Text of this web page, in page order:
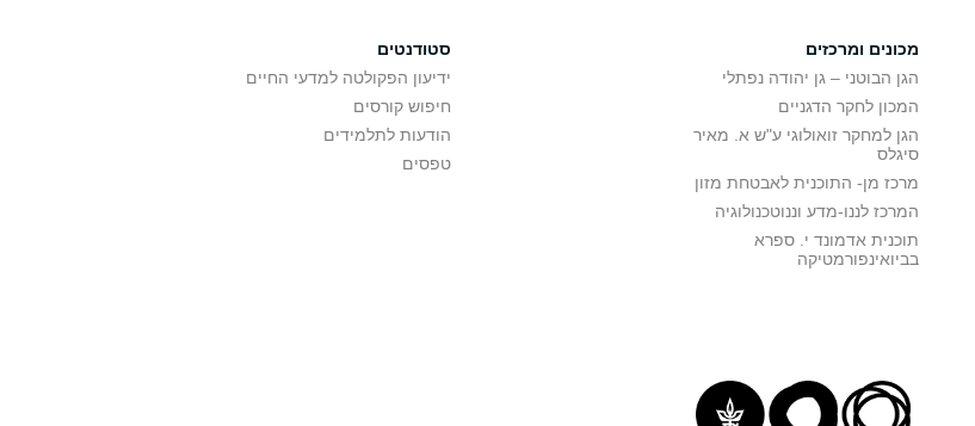
מכונים ומרכזים
הגן הבוטני – גן יהודה נפתלי
המכון לחקר הדגניים
הגן למחקר זואולוגי ע"ש א. מאיר
סיגלס
מרכז מן- התוכנית לאבטחת מזון
המרכז לננו-מדע וננוטכנולוגיה
תוכנית אדמונד י. ספרא
בביואינפורמטיקה
סטודנטים
ידיעון הפקולטה למדעי החיים
חיפוש קורסים
הודעות לתלמידים
טפסים